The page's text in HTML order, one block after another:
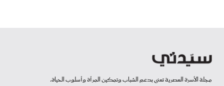
مجلة الأسرة العصرية تعنى بدعم الشباب وتمكين المرأة وأسلوب الحياة.